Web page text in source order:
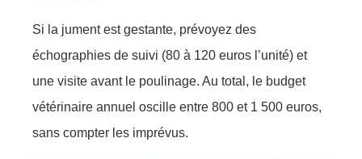
Si la jument est gestante, prévoyez des
échographies de suivi (80 à 120 euros l’unité) et
une visite avant le poulinage. Au total, le budget
vétérinaire annuel oscille entre 800 et 1 500 euros,
sans compter les imprévus.